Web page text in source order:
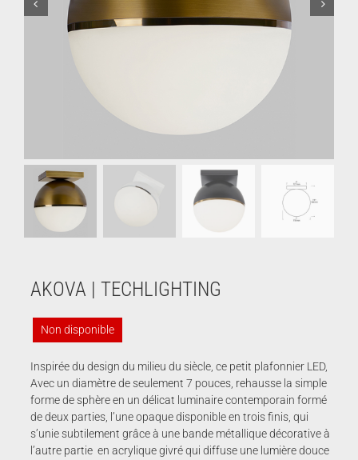
AKOVA | TECHLIGHTING
Non disponible
Inspirée du design du milieu du siècle, ce petit plafonnier LED,
Avec un diamètre de seulement 7 pouces, rehausse la simple
forme de sphère en un délicat luminaire contemporain formé
de deux parties, l’une opaque disponible en trois finis, qui
s’unie subtilement grâce à une bande métallique décorative à
l’autre partie en acrylique givré qui diffuse une lumière douce